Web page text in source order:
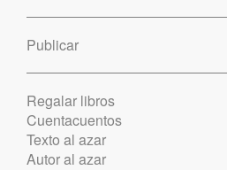
Publicar
Regalar libros
Cuentacuentos
Texto al azar
Autor al azar